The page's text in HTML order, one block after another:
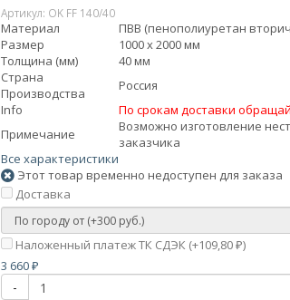
Артикул: OK FF 140/40
Материал
ПВВ (пенополиуретан
Размер
1000 x 2000 мм
Толщина (мм)
40 мм
Страна
Производства
Россия
Info
По срокам доставки
Примечание
Возможно изготовление
заказчика
Все характеристики
Этот товар временно недоступен для заказа
Доставка
Наложенный платеж ТК СДЭК (+109,80₽)
3 660₽
-